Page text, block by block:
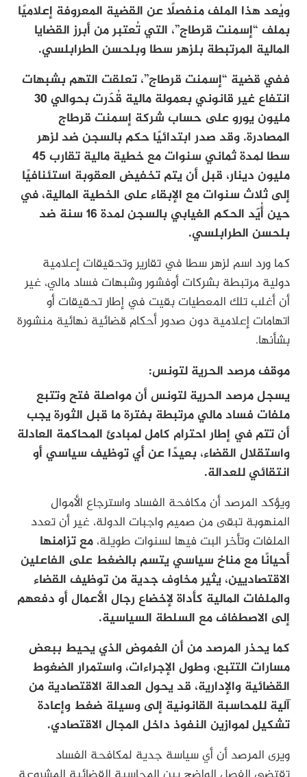
ويُعد هذا الملف منفصلًا عن القضية المعروفة إعلاميًا
بملف “إسمنت قرطاج”، التي تُعتبر من أبرز القضايا
المالية المرتبطة بلزهر سطا وبلحسن الطرابلسي.
ففي قضية “إسمنت قرطاج”، تعلقت التهم بشبهات
انتفاع غير قانوني بعمولة مالية قُدّرت بحوالي 30
مليون يورو على حساب شركة إسمنت قرطاج
المصادرة. وقد صدر ابتدائيًا حكم بالسجن ضد لزهر
سطا لمدة ثماني سنوات مع خطية مالية تقارب 45
مليون دينار، قبل أن يتم تخفيض العقوبة استئنافيًا
إلى ثلاث سنوات مع الإبقاء على الخطية المالية، في
حين أُيّد الحكم الغيابي بالسجن لمدة 16 سنة ضد
بلحسن الطرابلسي.
كما ورد اسم لزهر سطا في تقارير وتحقيقات إعلامية
دولية مرتبطة بشركات أوفشور وشبهات فساد مالي، غير
أن أغلب تلك المعطيات بقيت في إطار تحقيقات أو
اتهامات إعلامية دون صدور أحكام قضائية نهائية منشورة
بشأنها.
موقف مرصد الحرية لتونس:
يسجل مرصد الحرية لتونس أن مواصلة فتح وتتبع
ملفات فساد مالي مرتبطة بفترة ما قبل الثورة يجب
أن تتم في إطار احترام كامل لمبادئ المحاكمة العادلة
واستقلال القضاء، بعيدًا عن أي توظيف سياسي أو
انتقائي للعدالة.
ويؤكد المرصد أن مكافحة الفساد واسترجاع الأموال
المنهوبة تبقى من صميم واجبات الدولة، غير أن تعدد
الملفات وتأخر البت فيها لسنوات طويلة، مع تزامنها
أحيانًا مع مناخ سياسي يتسم بالضغط على الفاعلين
الاقتصاديين، يثير مخاوف جدية من توظيف القضاء
والملفات المالية كأداة لإخضاع رجال الأعمال أو دفعهم
إلى الاصطفاف مع السلطة السياسية.
كما يحذر المرصد من أن الغموض الذي يحيط ببعض
مسارات التتبع، وطول الإجراءات، واستمرار الضغوط
القضائية والإدارية، قد يحول العدالة الاقتصادية من
آلية للمحاسبة القانونية إلى وسيلة ضغط وإعادة
تشكيل لموازين النفوذ داخل المجال الاقتصادي.
ويرى المرصد أن أي سياسة جدية لمكافحة الفساد